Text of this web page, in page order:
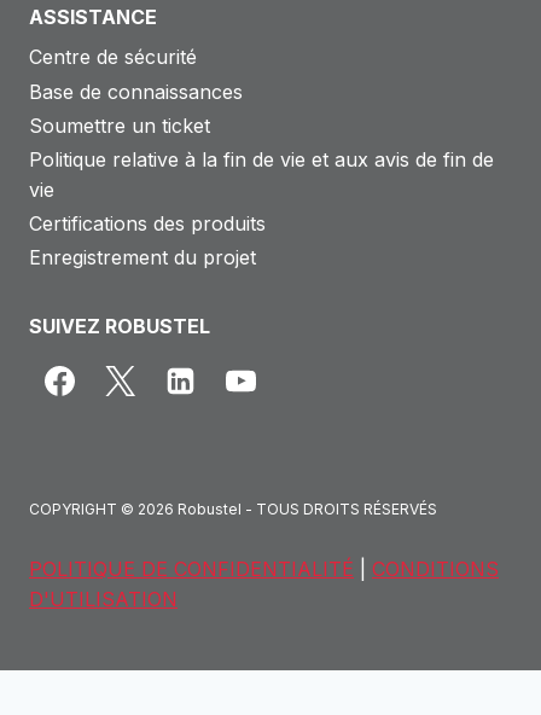
ASSISTANCE
Centre de sécurité
Base de connaissances
Soumettre un ticket
Politique relative à la fin de vie et aux avis de fin de
vie
Certifications des produits
Enregistrement du projet
SUIVEZ ROBUSTEL
COPYRIGHT © 2026 Robustel - TOUS DROITS RÉSERVÉS
POLITIQUE DE CONFIDENTIALITÉ
CONDITIONS
D'UTILISATION